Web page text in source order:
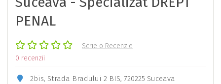
PENAL
Scrie o Recenzie
0 recenzii
2bis, Strada Bradului 2 BIS, 720225 Suceava